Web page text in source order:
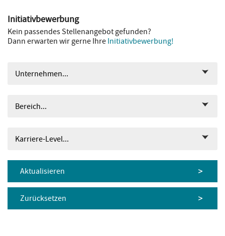
Unternehmen...
Bereich...
Karriere-Level...
Aktualisieren
Zurücksetzen
Initiativbewerbung
Kein passendes Stellenangebot gefunden?
Dann erwarten wir gerne Ihre Initiativbewerbung!